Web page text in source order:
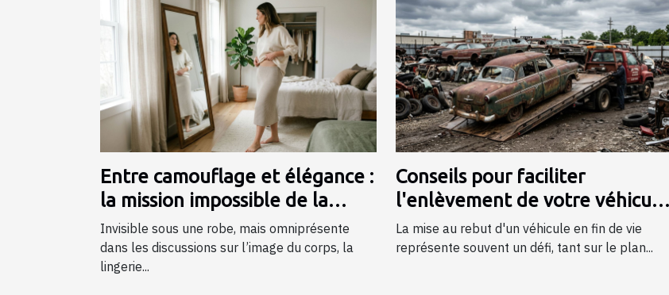
Entre camouflage et élégance :
la mission impossible de la
lingerie gainante ?
Invisible sous une robe, mais omniprésente
dans les discussions sur l’image du corps, la
lingerie...
Conseils pour faciliter
l'enlèvement de votre véhicule
en fin de vie
La mise au rebut d'un véhicule en fin de vie
représente souvent un défi, tant sur le plan...